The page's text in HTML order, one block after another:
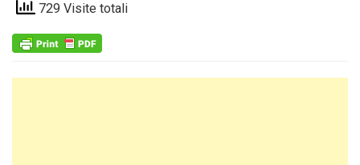
729 Visite totali